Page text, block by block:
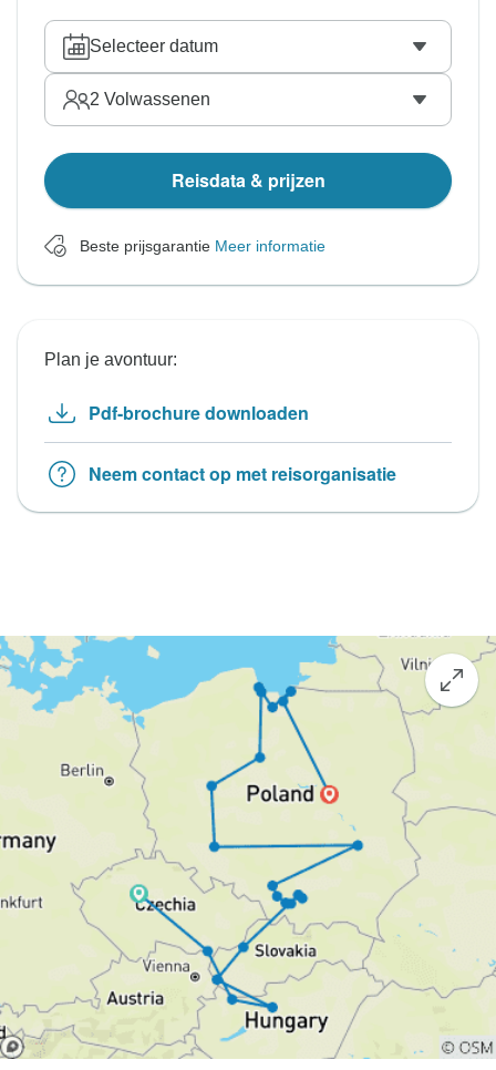
Selecteer datum
2 Volwassenen
Reisdata & prijzen
Beste prijsgarantie Meer informatie
Plan je avontuur:
Pdf-brochure downloaden
Neem contact op met reisorganisatie